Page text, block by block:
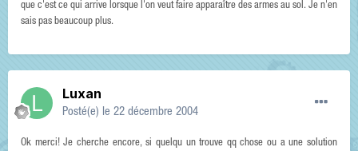
que c'est ce qui arrive lorsque l'on veut faire apparaître des armes au sol. Je n'en
sais pas beaucoup plus.
Luxan
Posté(e) le 22 décembre 2004
Ok merci! Je cherche encore, si quelqu un trouve qq chose ou a une solution